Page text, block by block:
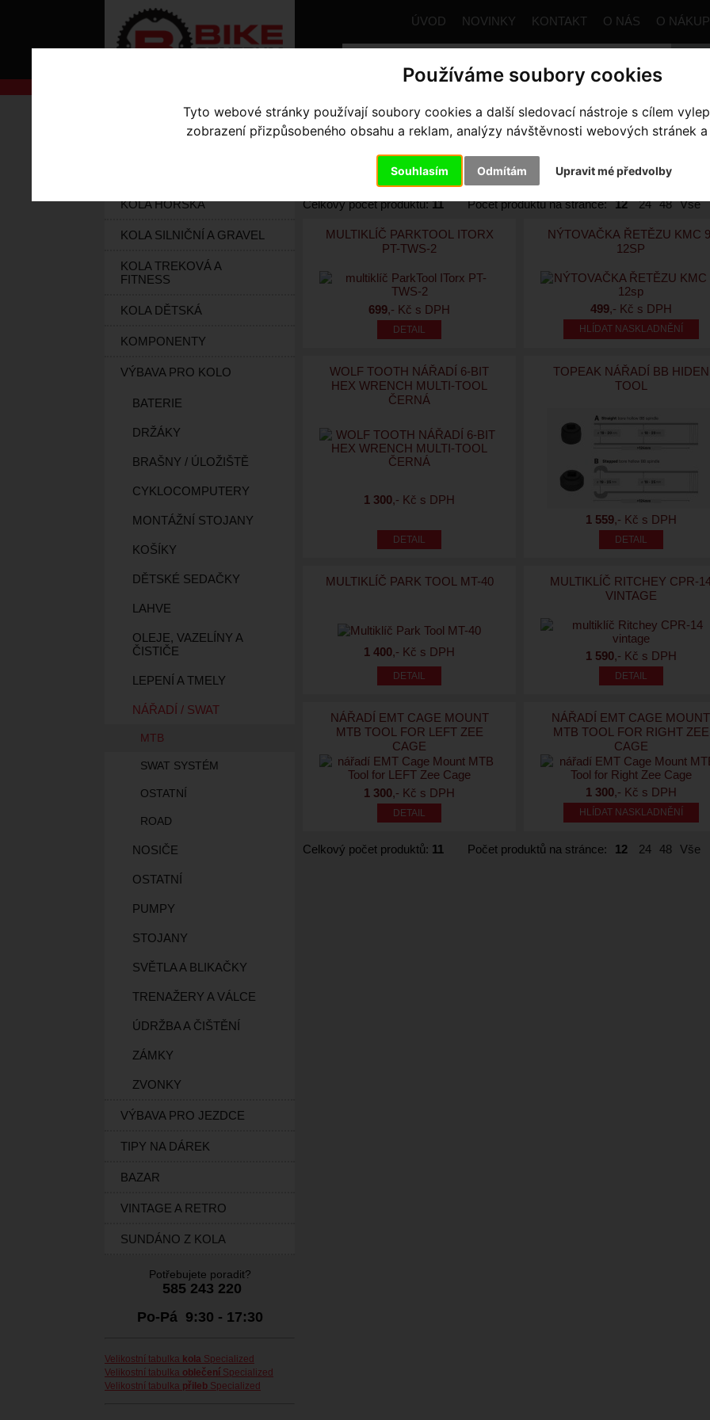
Používáme soubory cookies
Tyto webové stránky používají soubory cookies a další sledovací nástroje s cílem
zobrazení přizpůsobeného obsahu a reklam, analýzy návštěvnosti webových stránek
Souhlasím Odmítám Upravit mé předvolby
ÚVOD NOVINKY KONTAKT O NÁS O
KOLA HORSKÁ
KOLA SILNIČNÍ A GRAVEL
KOLA TREKOVÁ A
FITNESS
KOLA DĚTSKÁ
KOMPONENTY
VÝBAVA PRO KOLO
BATERIE
DRŽÁKY
BRAŠNY / ÚLOŽIŠTĚ
CYKLOCOMPUTERY
MONTÁŽNÍ STOJANY
KOŠÍKY
DĚTSKÉ SEDAČKY
LAHVE
OLEJE, VAZELÍNY A
ČISTIČE
LEPENÍ A TMELY
NÁŘADÍ / SWAT
MTB
SWAT SYSTÉM
OSTATNÍ
ROAD
NOSIČE
OSTATNÍ
PUMPY
STOJANY
SVĚTLA A BLIKAČKY
TRENAŽERY A VÁLCE
ÚDRŽBA A ČIŠTĚNÍ
ZÁMKY
ZVONKY
VÝBAVA PRO JEZDCE
TIPY NA DÁREK
BAZAR
VINTAGE A RETRO
SUNDÁNO Z KOLA
Potřebujete poradit?
585 243 220
Po-Pá 9:30 - 17:30
Velikostní tabulka kola Specialized
Velikostní tabulka oblečení Specialized
Velikostní tabulka přileb Specialized
Úvodní strana Výbava pro kolo Nářadí / SWAT
MTB
Seřadit podle:
Ceny Názvu Data
Vybrat dle výrobce
Celkový počet produktů:11 Počet produktů na stránce: 12 24 48 Vše
MULTIKLÍČ PARKTOOL ITORX
PT-TWS-2
699,- Kč s DPH
NÝTOVAČKA ŘETĚZU KMC
12SP
499,- Kč s DPH
HLÍDAT NASKLADNĚNÍ
WOLF TOOTH NÁŘADÍ 6-BIT
HEX WRENCH MULTI-TOOL
ČERNÁ
1 300,- Kč s DPH
TOPEAK NÁŘADÍ BB HIDEN
TOOL
1 559,- Kč s DPH
MULTIKLÍČ PARK TOOL MT-40
1 400,- Kč s DPH
MULTIKLÍČ RITCHEY CPR-
VINTAGE
1 590,- Kč s DPH
NÁŘADÍ EMT CAGE MOUNT
MTB TOOL FOR LEFT ZEE
CAGE
1 300,- Kč s DPH
NÁŘADÍ EMT CAGE MOUNT
MTB TOOL FOR RIGHT ZEE
CAGE
1 300,- Kč s DPH
HLÍDAT NASKLADNĚNÍ
Celkový počet produktů: 11 Počet produktů na stránce: 12 24 48 Vše